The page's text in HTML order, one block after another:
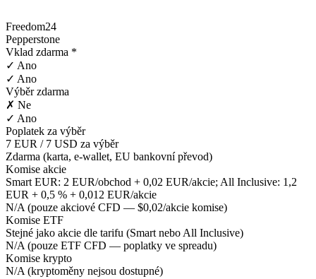
Freedom24
Pepperstone
Vklad zdarma *
✓ Ano
✓ Ano
Výběr zdarma
✗ Ne
✓ Ano
Poplatek za výběr
7 EUR / 7 USD za výběr
Zdarma (karta, e-wallet, EU bankovní převod)
Komise akcie
Smart EUR: 2 EUR/obchod + 0,02 EUR/akcie; All Inclusive: 1,2
EUR + 0,5 % + 0,012 EUR/akcie
N/A (pouze akciové CFD — $0,02/akcie komise)
Komise ETF
Stejné jako akcie dle tarifu (Smart nebo All Inclusive)
N/A (pouze ETF CFD — poplatky ve spreadu)
Komise krypto
N/A (kryptoměny nejsou dostupné)